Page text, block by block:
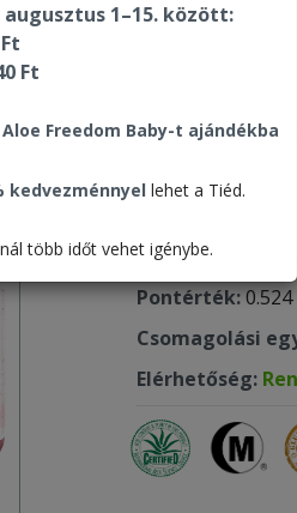
1–15. között:
Ft
Aloe Freedom Baby-t ajándékba
kedvezménnyel lehet a Tiéd.
több időt vehet igénybe.
4 Pack
63.730 Ft
Termék kód:
Pontérték:0.524
Csomagolási
Elérhetőség: